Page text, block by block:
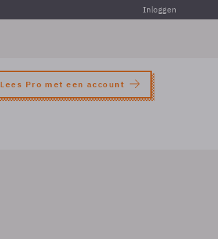
Inloggen
Lees Pro met een account